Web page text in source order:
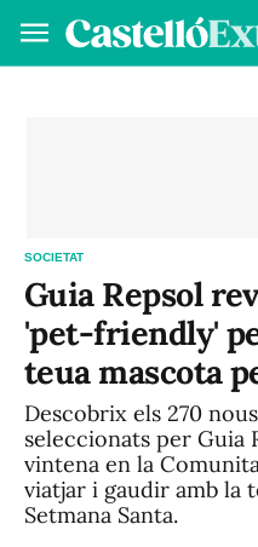
SOCIETAT
Guia Repsol
'pet-friendly'
teua mascota
Descobrix els 270
seleccionats per Guia
vintena en la
viatjar i gaudir amb la
Setmana Santa.